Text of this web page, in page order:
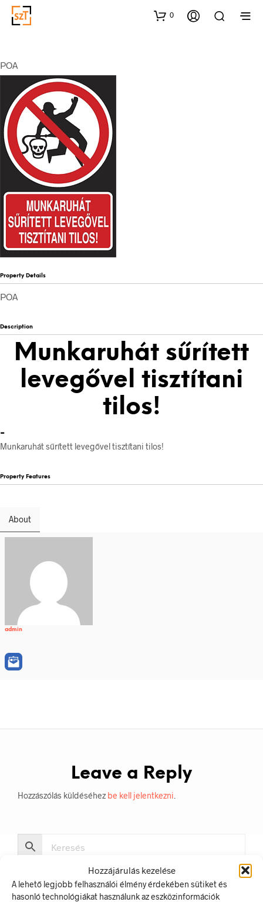
Hozzájárulás kezelése
A lehető legjobb felhasználói élmény érdekében sütiket és
hasonló technológiákat használunk az eszközinformációk
0
POA
Property Details
POA
Description
Munkaruhát sűrített
levegővel tisztítani
tilos!
-
Munkaruhát sűrített levegővel tisztítani tilos!
Property Features
About
admin
Leave a Reply
Hozzászólás küldéséhez be kell jelentkezni